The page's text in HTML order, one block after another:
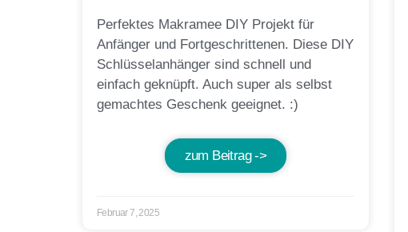
Perfektes Makramee DIY Projekt für
Anfänger und Fortgeschrittenen. Diese DIY
Schlüsselanhänger sind schnell und
einfach geknüpft. Auch super als selbst
gemachtes Geschenk geeignet. :)
zum Beitrag ->
Februar 7, 2025